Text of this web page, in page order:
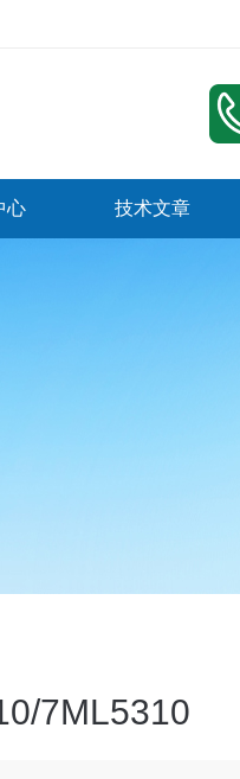
心 技术文章
7ML5310